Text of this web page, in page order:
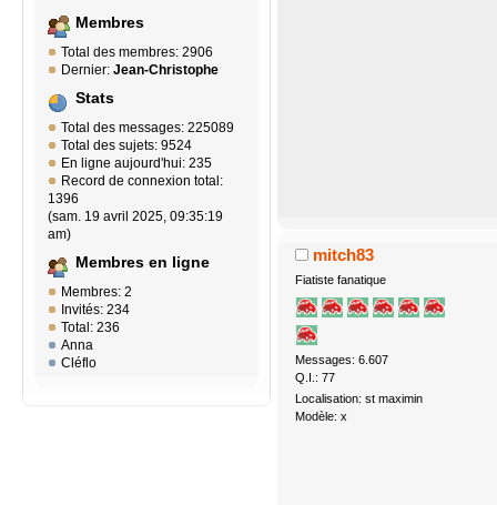
Membres
Total des membres: 2906
Dernier: Jean-Christophe
Stats
Total des messages: 225089
Total des sujets: 9524
En ligne aujourd'hui: 235
Record de connexion total:
1396
(sam. 19 avril 2025, 09:35:19
am)
Membres en ligne
Membres: 2
Invités: 234
Total: 236
Anna
Cléflo
mitch83
Fiatiste fanatique
Messages: 6.607
Q.I.: 77
Localisation: st maximin
Modèle: x